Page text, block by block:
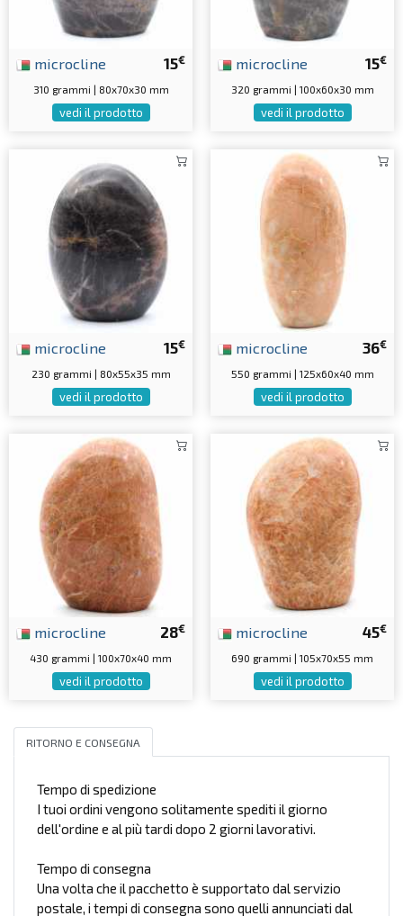
15€
microcline
310 grammi | 80x70x30 mm
vedi il prodotto
15€
microcline
320 grammi | 100x60x30 mm
vedi il prodotto
15€
microcline
230 grammi | 80x55x35 mm
vedi il prodotto
36€
microcline
550 grammi | 125x60x40 mm
vedi il prodotto
28€
microcline
430 grammi | 100x70x40 mm
vedi il prodotto
45€
microcline
690 grammi | 105x70x55 mm
vedi il prodotto
RITORNO E CONSEGNA
Tempo di spedizione
I tuoi ordini vengono solitamente spediti il giorno
dell'ordine e al più tardi dopo 2 giorni lavorativi.
Tempo di consegna
Una volta che il pacchetto è supportato dal servizio
postale, i tempi di consegna sono quelli annunciati dal